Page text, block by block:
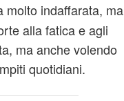
indaffarata, ma
alla fatica e agli
ma anche volendo
quotidiani.